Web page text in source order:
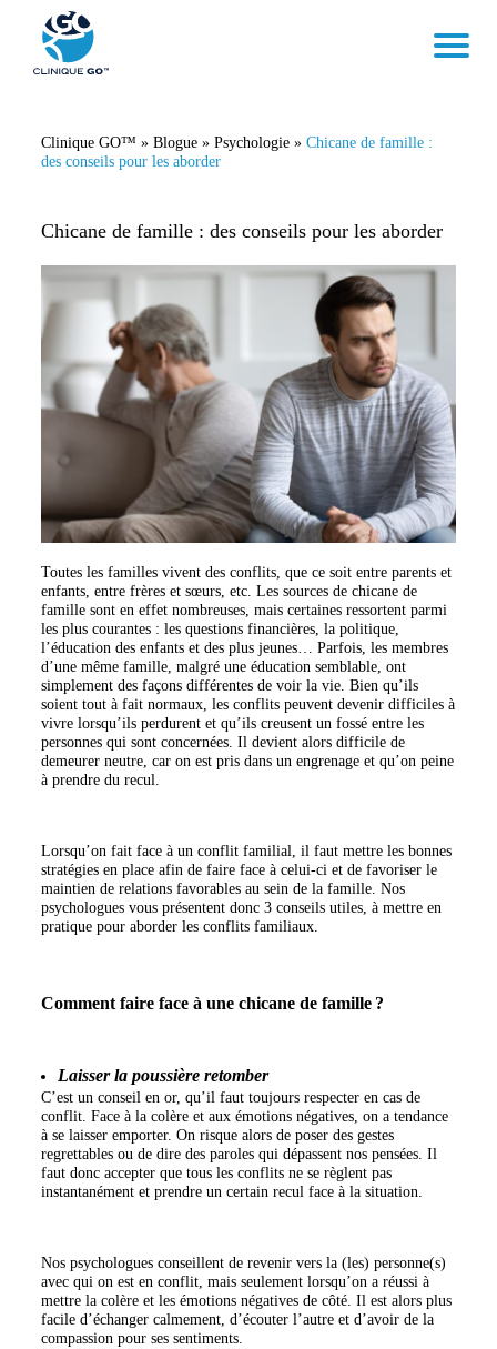
Clinique GO™ » Blogue » Psychologie » Chicane de famille :
des conseils pour les aborder
Chicane de famille : des conseils pour les aborder
Toutes les familles vivent des conflits, que ce soit entre parents et
enfants, entre frères et sœurs, etc. Les sources de chicane de
famille sont en effet nombreuses, mais certaines ressortent parmi
les plus courantes : les questions financières, la politique,
l’éducation des enfants et des plus jeunes… Parfois, les membres
d’une même famille, malgré une éducation semblable, ont
simplement des façons différentes de voir la vie. Bien qu’ils
soient tout à fait normaux, les conflits peuvent devenir difficiles à
vivre lorsqu’ils perdurent et qu’ils creusent un fossé entre les
personnes qui sont concernées. Il devient alors difficile de
demeurer neutre, car on est pris dans un engrenage et qu’on peine
à prendre du recul.
Lorsqu’on fait face à un conflit familial, il faut mettre les bonnes
stratégies en place afin de faire face à celui-ci et de favoriser le
maintien de relations favorables au sein de la famille. Nos
psychologues vous présentent donc 3 conseils utiles, à mettre en
pratique pour aborder les conflits familiaux.
Comment faire face à une chicane de famille ?
Laisser la poussière retomber
C’est un conseil en or, qu’il faut toujours respecter en cas de
conflit. Face à la colère et aux émotions négatives, on a tendance
à se laisser emporter. On risque alors de poser des gestes
regrettables ou de dire des paroles qui dépassent nos pensées. Il
faut donc accepter que tous les conflits ne se règlent pas
instantanément et prendre un certain recul face à la situation.
Nos psychologues conseillent de revenir vers la (les) personne(s)
avec qui on est en conflit, mais seulement lorsqu’on a réussi à
mettre la colère et les émotions négatives de côté. Il est alors plus
facile d’échanger calmement, d’écouter l’autre et d’avoir de la
compassion pour ses sentiments.